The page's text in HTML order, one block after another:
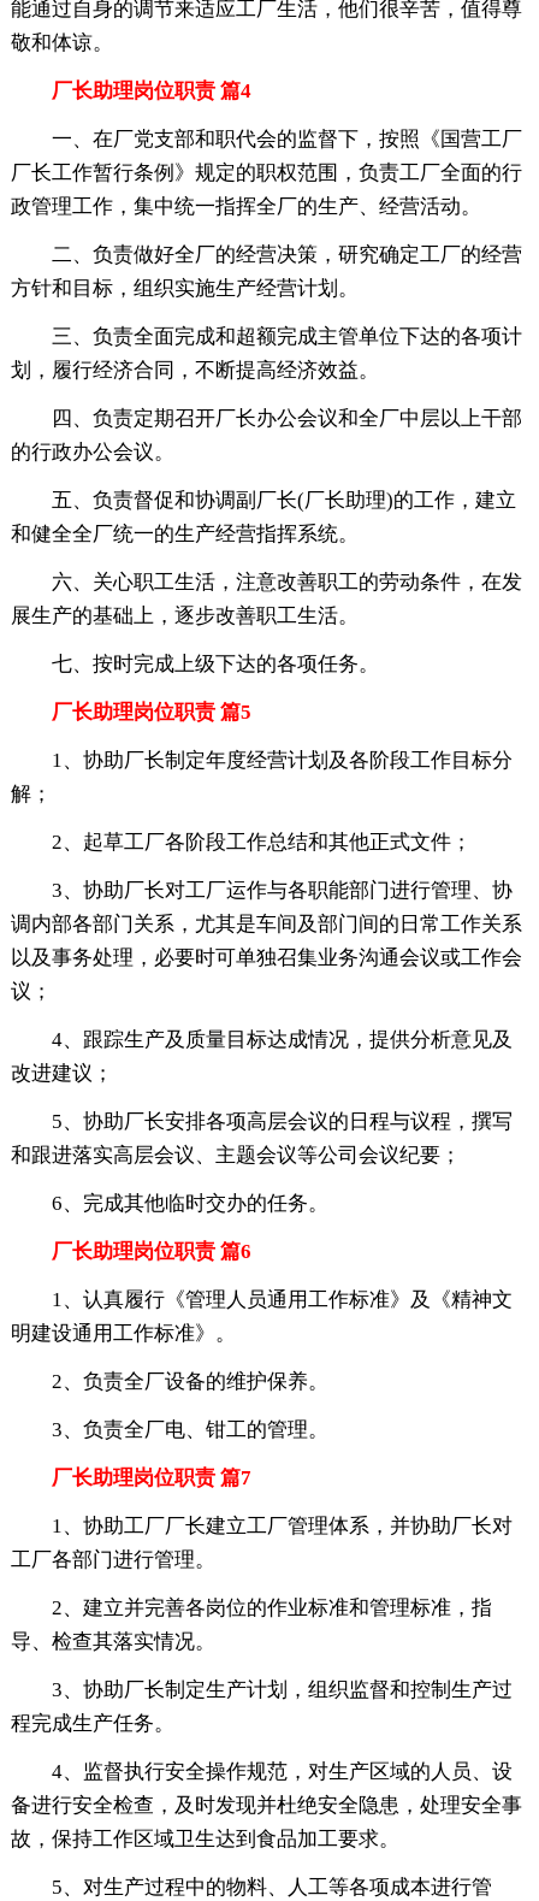
能通过自身的调节来适应工厂生活，他们很辛苦，值得尊
敬和体谅。
厂长助理岗位职责 篇4
一、在厂党支部和职代会的监督下，按照《国营工厂
厂长工作暂行条例》规定的职权范围，负责工厂全面的行
政管理工作，集中统一指挥全厂的生产、经营活动。
二、负责做好全厂的经营决策，研究确定工厂的经营
方针和目标，组织实施生产经营计划。
三、负责全面完成和超额完成主管单位下达的各项计
划，履行经济合同，不断提高经济效益。
四、负责定期召开厂长办公会议和全厂中层以上干部
的行政办公会议。
五、负责督促和协调副厂长(厂长助理)的工作，建立
和健全全厂统一的生产经营指挥系统。
六、关心职工生活，注意改善职工的劳动条件，在发
展生产的基础上，逐步改善职工生活。
七、按时完成上级下达的各项任务。
厂长助理岗位职责 篇5
1、协助厂长制定年度经营计划及各阶段工作目标分
解；
2、起草工厂各阶段工作总结和其他正式文件；
3、协助厂长对工厂运作与各职能部门进行管理、协
调内部各部门关系，尤其是车间及部门间的日常工作关系
以及事务处理，必要时可单独召集业务沟通会议或工作会
议；
4、跟踪生产及质量目标达成情况，提供分析意见及
改进建议；
5、协助厂长安排各项高层会议的日程与议程，撰写
和跟进落实高层会议、主题会议等公司会议纪要；
6、完成其他临时交办的任务。
厂长助理岗位职责 篇6
1、认真履行《管理人员通用工作标准》及《精神文
明建设通用工作标准》。
2、负责全厂设备的维护保养。
3、负责全厂电、钳工的管理。
厂长助理岗位职责 篇7
1、协助工厂厂长建立工厂管理体系，并协助厂长对
工厂各部门进行管理。
2、建立并完善各岗位的作业标准和管理标准，指
导、检查其落实情况。
3、协助厂长制定生产计划，组织监督和控制生产过
程完成生产任务。
4、监督执行安全操作规范，对生产区域的人员、设
备进行安全检查，及时发现并杜绝安全隐患，处理安全事
故，保持工作区域卫生达到食品加工要求。
5、对生产过程中的物料、人工等各项成本进行管